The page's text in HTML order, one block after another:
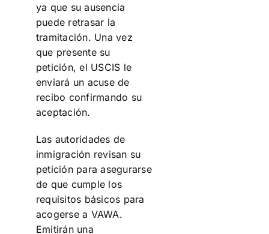
ya que su ausencia
puede retrasar la
tramitación. Una vez
que presente su
petición, el USCIS le
enviará un acuse de
recibo confirmando su
aceptación.
Las autoridades de
inmigración revisan su
petición para asegurarse
de que cumple los
requisitos básicos para
acogerse a VAWA.
Emitirán una